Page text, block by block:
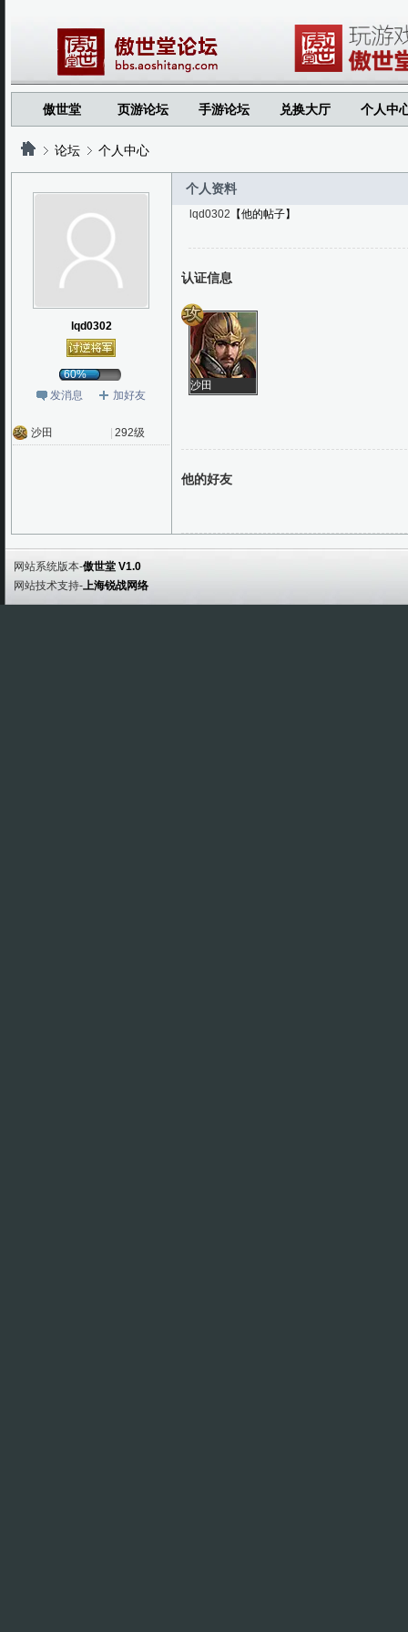
傲世堂 页游论坛 手游论坛 兑换大厅 个人中
论坛 个人中心
lqd0302
60%
发消息
加好友
沙田 292级
个人资料
lqd0302 【他的帖子】
认证信息
沙田
他的好友
网站系统版本-傲世堂 V1.0
网站技术支持-上海锐战网络